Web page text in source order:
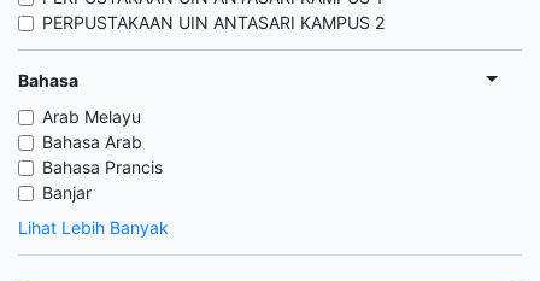
PERPUSTAKAAN UIN ANTASARI KAMPUS 2
Bahasa
Arab Melayu
Bahasa Arab
Bahasa Prancis
Banjar
Lihat Lebih Banyak